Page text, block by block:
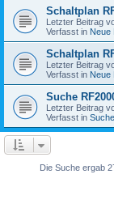
Schaltplan
Letzter Beitrag
Verfasst in Neue
Schaltplan
Letzter Beitrag
Verfasst in Neue
Suche
Letzter Beitrag
Verfasst in Suche
Die Suche ergab